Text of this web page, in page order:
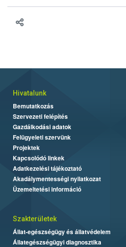
minden adatot összevetve dönteni
folyamatban szeretnénk segítséget
Hivatalunk
Bemutatkozás
Szervezeti felépítés
Gazdálkodási adatok
Felügyeleti szervünk
Projektek
Kapcsolódó linkek
Adatkezelési tájékoztató
Akadálymentességi nyilatkozat
Üzemeltetési információ
Szakterületek
Állat-egészségügy és állatvédelem
Állategészségügyi diagnosztika